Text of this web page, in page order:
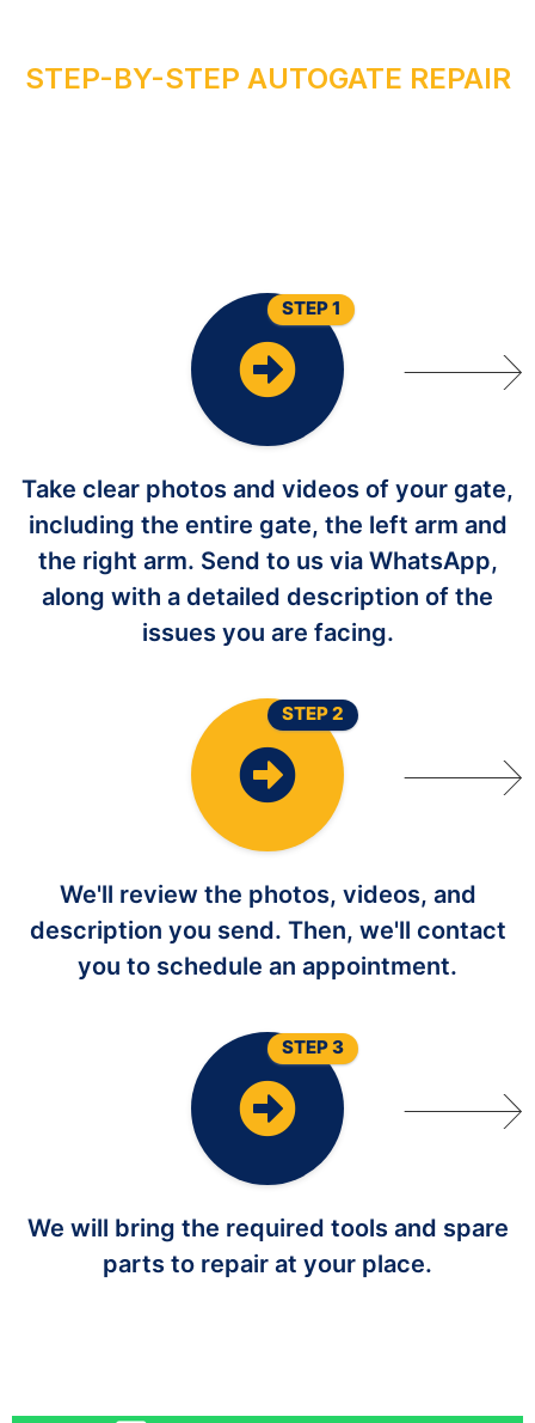
STEP-BY-STEP AUTOGATE REPAIR
Take clear photos and videos of your gate,
including the entire gate, the left arm and
the right arm. Send to us via WhatsApp,
along with a detailed description of the
issues you are facing.
STEP 1
We'll review the photos, videos, and
description you send. Then, we'll contact
you to schedule an appointment.
STEP 2
We will bring the required tools and spare
parts to repair at your place.
STEP 3